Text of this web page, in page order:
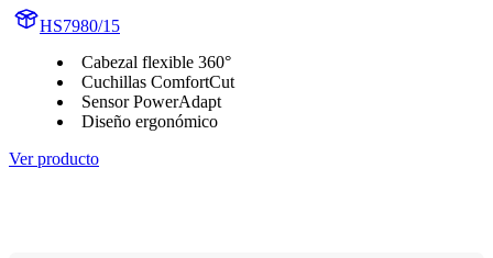
HS7980/15
Cabezal flexible 360°
Cuchillas ComfortCut
Sensor PowerAdapt
Diseño ergonómico
Ver producto